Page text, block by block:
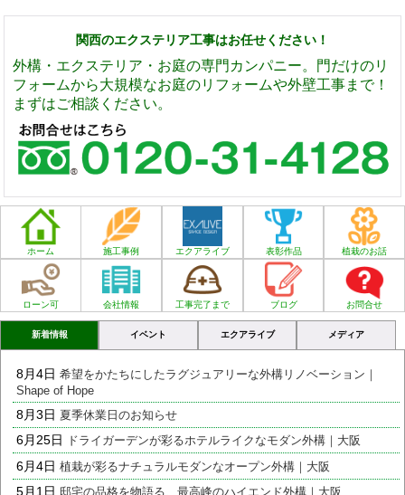
関西のエクステリア工事はお任せください！
外構・エクステリア・お庭の専門カンパニー。門だけのリ
フォームから大規模なお庭のリフォームや外壁工事まで！
まずはご相談ください。
ホーム 施工事例 エクアライブ 表彰作品 植栽のお話
ローン可 会社情報 工事完了まで ブログ お問合せ
新着情報 イベント エクアライブ メディア
8月4日希望をかたちにしたラグジュアリーな外構リノベーション｜
Shape of Hope
8月3日 夏季休業日のお知らせ
6月25日 ドライガーデンが彩るホテルライクなモダン外構｜大阪
6月4日植栽が彩るナチュラルモダンなオープン外構｜大阪
5月1日 邸宅の品格を物語る、最高峰のハイエンド外構｜大阪